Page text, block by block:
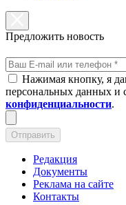
Предложить новость
Нажимая кнопку, я
персональных данных и
конфиденциальности.
Отправить
Редакция
Документы
Реклама на сайте
Контакты